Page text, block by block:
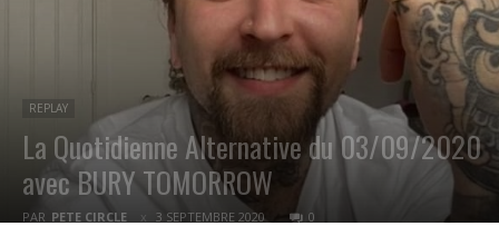
REPLAY
La Quotidienne Alternative du 03/09/2020
avec BURY TOMORROW
PAR PETE CIRCLE 3 SEPTEMBRE 2020 0